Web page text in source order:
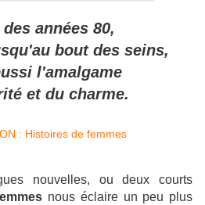
années 80,
bout des seins,
l'amalgame
et du charme.
nouvelles, ou deux courts
nous éclaire un peu plus